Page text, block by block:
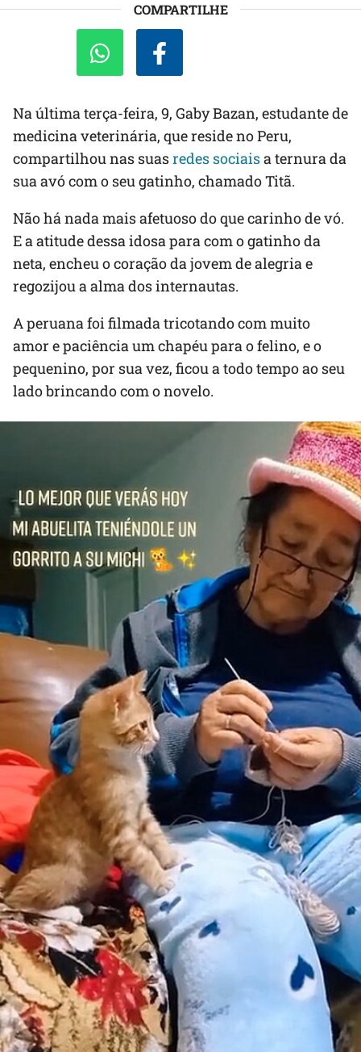
COMPARTILHE
Na última terça-feira, 9, Gaby Bazan, estudante de
medicina veterinária, que reside no Peru,
compartilhou nas suasredes sociaisa ternura da
sua avó com o seu gatinho, chamado Titã.
Não há nada mais afetuoso do que carinho de vó.
E a atitude dessa idosa para com o gatinho da
neta, encheu o coração da jovem de alegria e
regozijou a alma dos internautas.
A peruana foi filmada tricotando com muito
amor e paciência um chapéu para o felino, e o
pequenino, por sua vez, ficou a todo tempo ao seu
lado brincando com o novelo.